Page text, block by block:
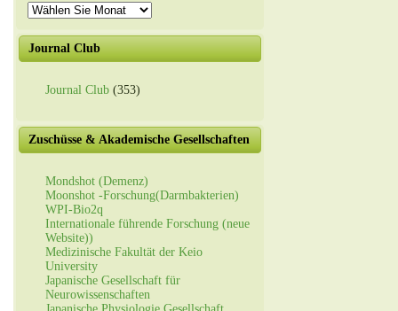
Vergangene
Nachrichten
Journal Club
Journal Club (353)
Zuschüsse & Akademische Gesellschaften
Mondshot (Demenz)
Moonshot -Forschung(Darmbakterien)
WPI-Bio2q
Internationale führende Forschung (neue
Website))
Medizinische Fakultät der Keio
University
Japanische Gesellschaft für
Neurowissenschaften